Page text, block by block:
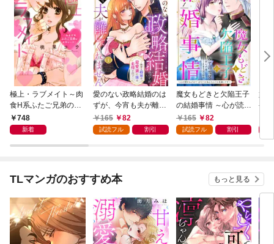
極上・ラブメイト～肉
食H系ふたご兄弟のお
気にいり～
748
新着
愛のない政略結婚のは
ずが、今宵も夫が離し
てくれません～無骨な
将軍は最愛妻に滾る恋
165 82
試読フル 割引
魔女もどきと欠陥王子
の結婚事情 ～心が読め
ちゃうので、あなたの
本心なんてお見通しで
165 82
試読フル 割引
婚
や
た
TLマンガのおすすめ本 もっと見る